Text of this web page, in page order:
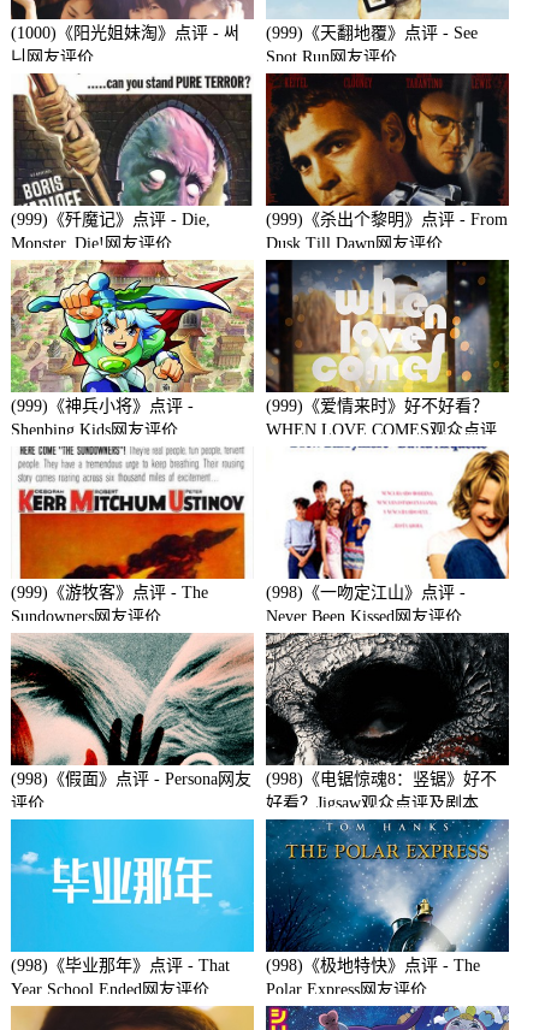
(1000)《阳光姐妹淘》点评 - 써
니网友评价
(999)《天翻地覆》点评 - See
Spot Run网友评价
(999)《歼魔记》点评 - Die,
Monster, Die!网友评价
(999)《杀出个黎明》点评 - From
Dusk Till Dawn网友评价
(999)《神兵小将》点评 -
Shenbing Kids网友评价
(999)《爱情来时》好不好看？
WHEN LOVE COMES观众点评
及剧本
(999)《游牧客》点评 - The
Sundowners网友评价
(998)《一吻定江山》点评 -
Never Been Kissed网友评价
(998)《假面》点评 - Persona网友
评价
(998)《电锯惊魂8：竖锯》好不
好看？Jigsaw观众点评及剧本
(998)《毕业那年》点评 - That
Year School Ended网友评价
(998)《极地特快》点评 - The
Polar Express网友评价